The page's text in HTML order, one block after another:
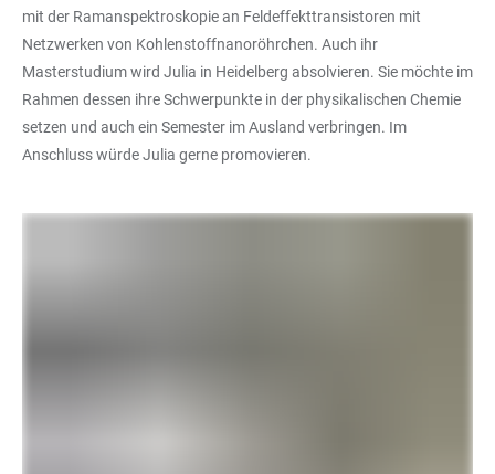
mit der Ramanspektroskopie an Feldeffekttransistoren mit
Netzwerken von Kohlenstoffnanoröhrchen. Auch ihr
Masterstudium wird Julia in Heidelberg absolvieren. Sie möchte im
Rahmen dessen ihre Schwerpunkte in der physikalischen Chemie
setzen und auch ein Semester im Ausland verbringen. Im
Anschluss würde Julia gerne promovieren.